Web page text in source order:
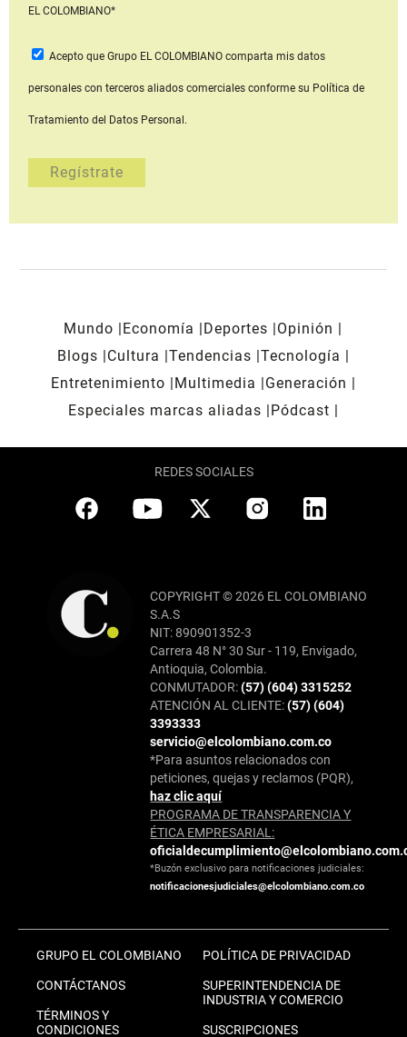
EL COLOMBIANO*
Acepto que Grupo EL COLOMBIANOcomparta mis datos
personales con terceros aliados comerciales conforme su Política de
Tratamiento del Datos Personal.
Mundo Economía Deportes
Opinión
Blogs
Cultura Tendencias Tecnología
Entretenimiento
Multimedia
Generación
Especiales marcas aliadas
Pódcast
REDES SOCIALES
COPYRIGHT © 2026 EL COLOMBIANO
S.A.S
NIT: 890901352-3
Carrera 48 N° 30 Sur - 119, Envigado,
Antioquia, Colombia.
CONMUTADOR:(57) (604) 3315252
ATENCIÓN AL CLIENTE:(57) (604)
3393333
servicio@elcolombiano.com.co
*Para asuntos relacionados con
peticiones, quejas y reclamos (PQR),
haz clic aquí
PROGRAMA DE TRANSPARENCIA Y
ÉTICA EMPRESARIAL:
*Buzón exclusivo para notificaciones judiciales:
notificacionesjudiciales@elcolombiano.com.co
GRUPO EL COLOMBIANO
CONTÁCTANOS
TÉRMINOS Y
CONDICIONES
POLÍTICA DE PRIVACIDAD
SUPERINTENDENCIA DE
INDUSTRIA Y COMERCIO
SUSCRIPCIONES